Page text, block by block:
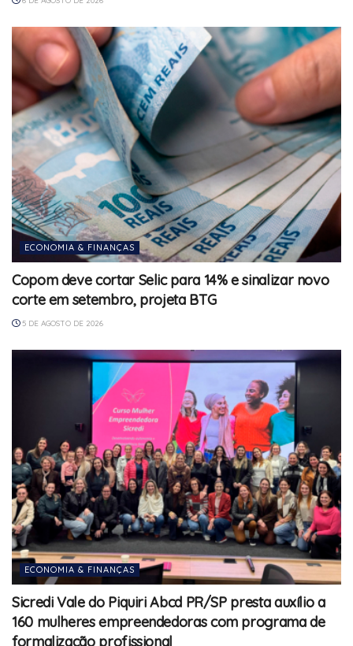
ECONOMIA & FINANÇAS
Copom deve cortar Selic para 14% e sinalizar novo
corte em setembro, projeta BTG
5 DE AGOSTO DE 2026
ECONOMIA & FINANÇAS
Sicredi Vale do Piquiri Abcd PR/SP presta auxílio a
160 mulheres empreendedoras com programa de
formalização profissional